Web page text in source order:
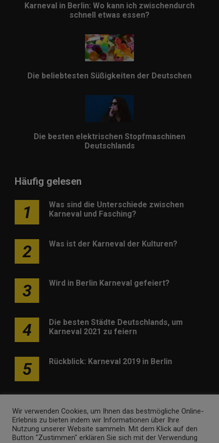
Karneval in Berlin: Wo kann ich zwischendurch
schnell etwas essen?
Die beliebtesten Süßigkeiten der Deutschen
Die besten elektrischen Stopfmaschinen
Deutschlands
Häufig gelesen
1
Was sind die Unterschiede zwischen
Karneval und Fasching?
2 Was ist der Karneval der Kulturen?
3 Wird in Berlin Karneval gefeiert?
4
Die besten Städte Deutschlands, um
Karneval 2021 zu feiern
5 Rückblick: Karneval 2019 in Berlin
Werben Kontakt Impressum Newsletter
Wir verwenden Cookies, um Ihnen das bestmögliche Online-
Erlebnis zu bieten indem wir Informationen über Ihre
Nutzung unserer Website sammeln. Mit dem Klick auf den
Button "Zustimmen" erklären Sie sich mit der Verwendung